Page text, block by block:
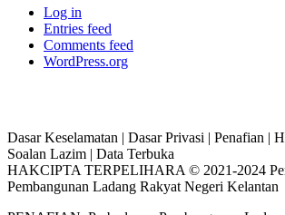
Log in
Entries feed
Comments feed
WordPress.org
Dasar Keselamatan | Dasar Privasi | Penafian |
Soalan Lazim | Data Terbuka
HAKCIPTA TERPELIHARA © 2021-2024
Pembangunan Ladang Rakyat Negeri Kelantan